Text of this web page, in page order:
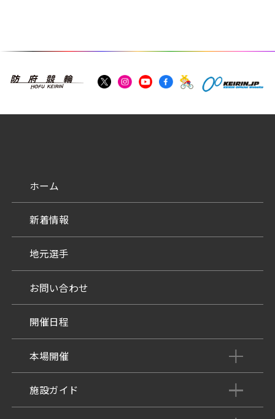
ホーム
新着情報
地元選手
お問い合わせ
開催日程
本場開催
開催展望記事
施設ガイド